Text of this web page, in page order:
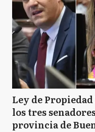
Ley de
los tres
provincia de